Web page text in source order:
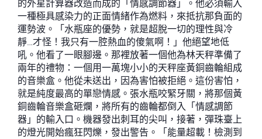
的外星計算器改造而成的「情感調節器」。他必須輸入
一種極具感染力的正面情緒作為燃料，來抵抗那負面的
運勢波。「水瓶座的優勢，就是超脫一切的理性與冷
靜…才怪！我只有一腔熱血的傻氣啊！」他絕望地低
吼。他看了一眼腳邊。那裡放著一個他為林天秤準備了
兩年的禮物：一個用一萬塊小小的天秤座黃銅齒輪組成
的音樂盒。他從未送出，因為害怕被拒絕。這份害怕，
就是純度最高的單戀情感。張水瓶咬緊牙關，將那個黃
銅齒輪音樂盒砸爛，將所有的齒輪都倒入「情感調節
器」的輸入口。機器發出刺耳的尖叫，接著，彈珠臺上
的燈光開始瘋狂閃爍，發出警告。「能量超載！檢測到